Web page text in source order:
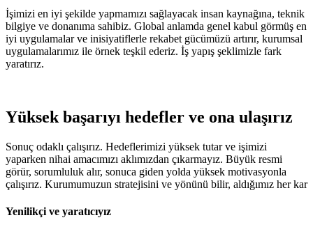
İşimizi en iyi şekilde yapmamızı sağlayacak insan kaynağına, teknik
bilgiye ve donanıma sahibiz. Global anlamda genel kabul görmüş en
iyi uygulamalar ve inisiyatiflerle rekabet gücümüzü artırır, kurumsal
uygulamalarımız ile örnek teşkil ederiz. İş yapış şeklimizle fark
yaratırız.
Yüksek başarıyı hedefler ve ona ulaşırız
Sonuç odaklı çalışırız. Hedeflerimizi yüksek tutar ve işimizi
yaparken nihai amacımızı aklımızdan çıkarmayız. Büyük resmi
görür, sorumluluk alır, sonuca giden yolda yüksek motivasyonla
çalışırız. Kurumumuzun stratejisini ve yönünü bilir, aldığımız her kar
Yenilikçi ve yaratıcıyız